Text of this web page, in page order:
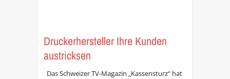
Druckerhersteller Ihre Kunden
austricksen
Das Schweizer TV-Magazin „Kassensturz“ hat